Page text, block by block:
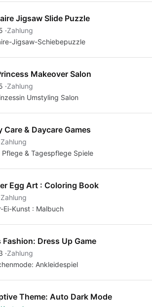
Jigsaw Slide Puzzle
Zahlung
Jigsaw-Schiebepuzzle
Makeover Salon
Zahlung
Umstyling Salon
Care & Daycare Games
Zahlung
Pflege & Tagespflege Spiele
Egg Art : Coloring Book
Zahlung
Ei-Kunst : Malbuch
Fashion: Dress Up Game
Zahlung
Ankleidespiel
Theme: Auto Dark Mode